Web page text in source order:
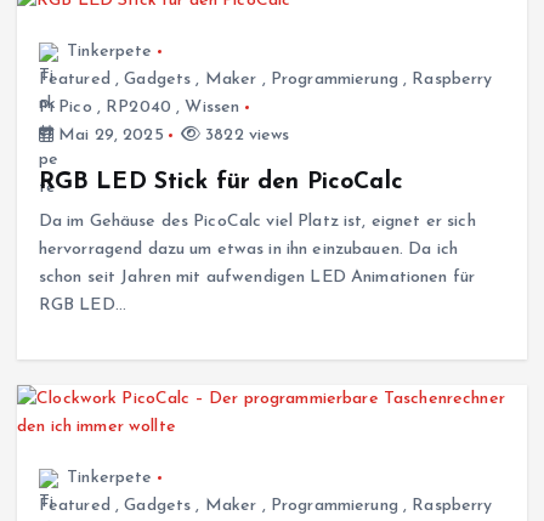
Tinkerpete
Featured ,Gadgets , Maker , Programmierung , Raspberry
Pi Pico , RP2040 , Wissen
Mai 29, 2025
3822 views
RGB LED Stick für den PicoCalc
Da im Gehäuse des PicoCalc viel Platz ist, eignet er sich
hervorragend dazu um etwas in ihn einzubauen. Da ich
schon seit Jahren mit aufwendigen LED Animationen für
RGB LED…
Tinkerpete
Featured ,Gadgets , Maker , Programmierung , Raspberry